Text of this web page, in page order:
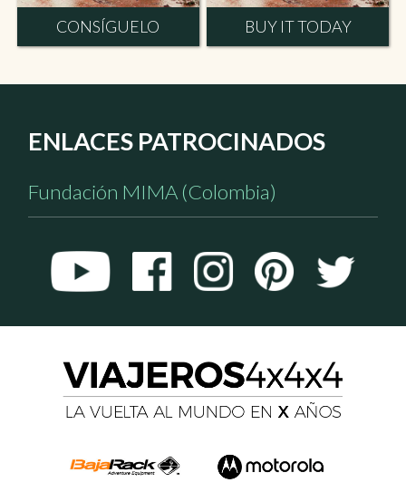
CONSÍGUELO BUY IT TODAY
ENLACES PATROCINADOS
Fundación MIMA (Colombia)